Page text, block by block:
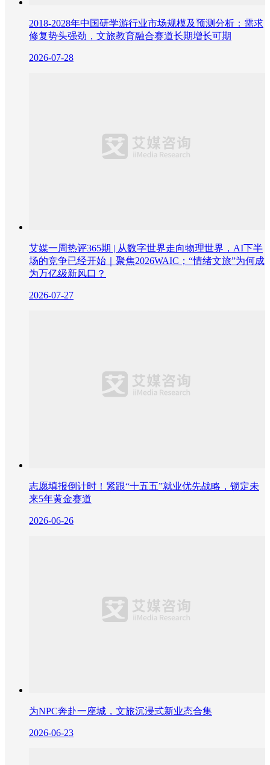
2018-2028年中国研学游行业市场规模及预测分析：需求
修复势头强劲，文旅教育融合赛道长期增长可期
2026-07-28
艾媒一周热评365期 | 从数字世界走向物理世界，AI下半
场的竞争已经开始｜聚焦2026WAIC；“情绪文旅”为何成
为万亿级新风口？
2026-07-27
志愿填报倒计时！紧跟“十五五”就业优先战略，锁定未
来5年黄金赛道
2026-06-26
为NPC奔赴一座城，文旅沉浸式新业态合集
2026-06-23